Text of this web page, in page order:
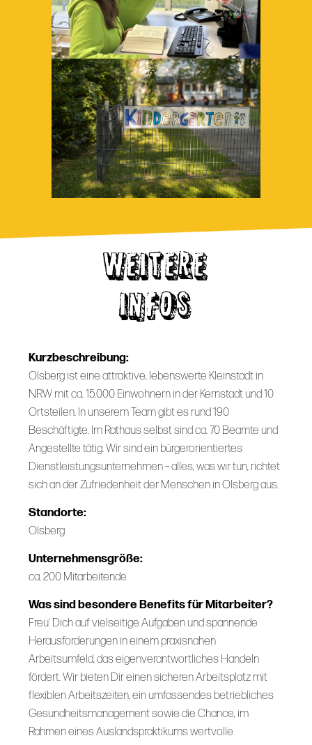
WEITERE
INFOS
Kurzbeschreibung:
Olsberg ist eine attraktive, lebenswerte Kleinstadt in
NRW mit ca. 15.000 Einwohnern in der Kernstadt und 10
Ortsteilen. In unserem Team gibt es rund 190
Beschäftigte. Im Rathaus selbst sind ca. 70 Beamte und
Angestellte tätig. Wir sind ein bürgerorientiertes
Dienstleistungsunternehmen – alles, was wir tun, richtet
sich an der Zufriedenheit der Menschen in Olsberg aus.
Standorte:
Olsberg
Unternehmensgröße:
ca. 200 Mitarbeitende
Was sind besondere Benefits für Mitarbeiter?
Freu' Dich auf vielseitige Aufgaben und spannende
Herausforderungen in einem praxisnahen
Arbeitsumfeld, das eigenverantwortliches Handeln
fördert. Wir bieten Dir einen sicheren Arbeitsplatz mit
flexiblen Arbeitszeiten, ein umfassendes betriebliches
Gesundheitsmanagement sowie die Chance, im
Rahmen eines Auslandspraktikums wertvolle